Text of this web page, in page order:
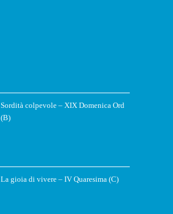
Sordità colpevole – XIX Domenica Ord
(B)
La gioia di vivere – IV Quaresima (C)